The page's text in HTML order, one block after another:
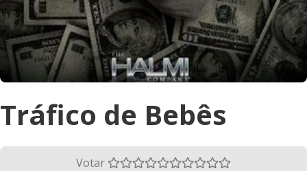
Tráfico de Bebês
Votar